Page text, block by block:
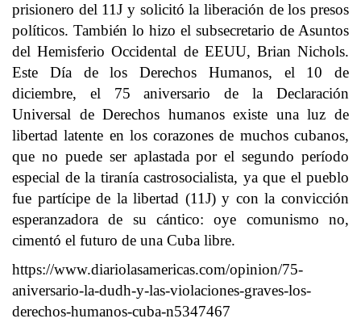
prisionero del 11J y solicitó la liberación de los presos
políticos. También lo hizo el subsecretario de Asuntos
del Hemisferio Occidental de EEUU, Brian Nichols.
Este Día de los Derechos Humanos, el 10 de
diciembre, el 75 aniversario de la Declaración
Universal de Derechos humanos existe una luz de
libertad latente en los corazones de muchos cubanos,
que no puede ser aplastada por el segundo período
especial de la tiranía castrosocialista, ya que el pueblo
fue partícipe de la libertad (11J) y con la convicción
esperanzadora de su cántico: oye comunismo no,
cimentó el futuro de una Cuba libre.
https://www.diariolasamericas.com/opinion/75-
aniversario-la-dudh-y-las-violaciones-graves-los-
derechos-humanos-cuba-n5347467